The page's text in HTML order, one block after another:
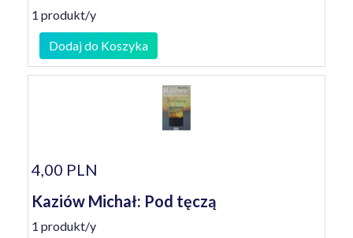
1 produkt/y
Dodaj do Koszyka
4,00 PLN
Kaziów Michał: Pod tęczą
1 produkt/y